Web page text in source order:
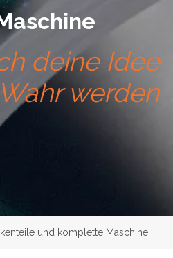
deine Idee
Wahr werden
und komplette Maschine